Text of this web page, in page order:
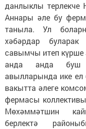
данлыклы терлекче
Аннары әле бу
таныла. Ул
хәбәрдар буларак
савымчы итеп күрше
анда анда буш
авылларында ике ел
вакытта әлеге
фермасы
Мөхәммәтшин
берлектә